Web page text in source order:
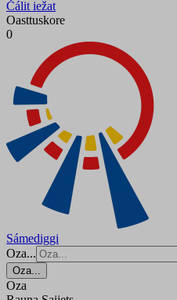
Čálit iežat
Oasttuskore
0
Sámediggi
Oza...
Oza...
Oza